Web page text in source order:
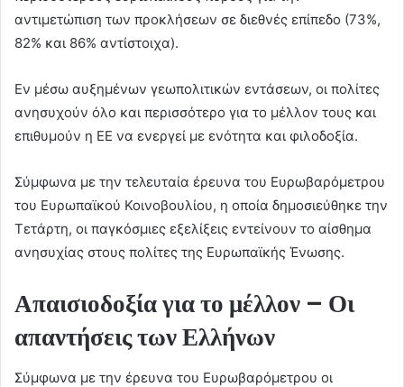
αντιμετώπιση των προκλήσεων σε διεθνές επίπεδο (73%,
82% και 86% αντίστοιχα).
Εν μέσω αυξημένων γεωπολιτικών εντάσεων, οι πολίτες
ανησυχούν όλο και περισσότερο για το μέλλον τους και
επιθυμούν η ΕΕ να ενεργεί με ενότητα και φιλοδοξία.
Σύμφωνα με την τελευταία έρευνα του Ευρωβαρόμετρου
του Ευρωπαϊκού Κοινοβουλίου, η οποία δημοσιεύθηκε την
Τετάρτη, οι παγκόσμιες εξελίξεις εντείνουν το αίσθημα
ανησυχίας στους πολίτες της Ευρωπαϊκής Ένωσης.
Απαισιοδοξία για το μέλλον – Οι
απαντήσεις των Ελλήνων
Σύμφωνα με την έρευνα του Ευρωβαρόμετρου οι